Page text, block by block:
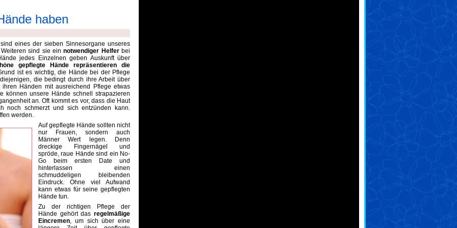
haben
eines der sieben Sinnesorgane unseres
Weiteren sind sie einnotwendiger Helferbei
jedes Einzelnen geben Auskunft über
gepflegte Hände repräsentieren die
ist es wichtig, die Hände bei der Pflege
die bedingt durch ihre Arbeit über
Händen mit ausreichend Pflege etwas
können unsere Hände schnell strapazieren
an. Oft kommt es vor, dass die Haut
noch schmerzt und sich entzünden kann.
werden.
Auf gepflegte Hände sollten nicht
nur Frauen, sondern auch
Männer Wert legen. Denn
dreckige Fingernägel und
spröde, raue Hände sind ein No-
Go beim ersten Date und
hinterlassen einen
schmuddeligen bleibenden
Eindruck. Ohne viel Aufwand
kann etwas für seine gepflegten
Hände tun.
Zu der richtigen Pflege der
Hände gehört das regelmäßige
Eincremen, um sich über eine